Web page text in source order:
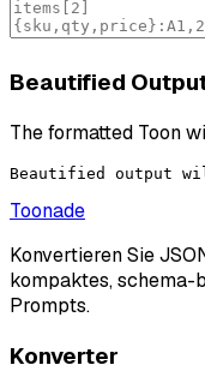
Beautified
The formatted Toon
Beautified output
Toonade
Konvertieren Sie
kompaktes,
Prompts.
Konverter